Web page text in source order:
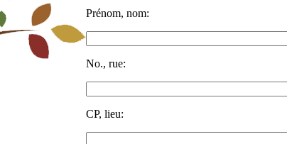
Prénom, nom:
No., rue:
CP, lieu: